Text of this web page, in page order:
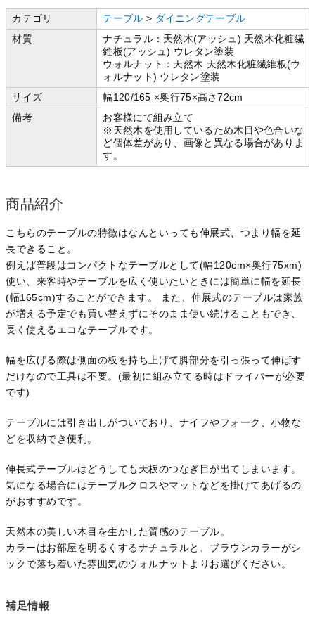
カテゴリ テーブル > ダイニングテーブル
材質
ナチュラル：天然木(アッシュ) 天然木化粧繊
維板(アッシュ) ウレタン塗装
ウォルナット：天然木 天然木化粧繊維板(ウ
ォルナット) ウレタン塗装
サイズ
幅120/165 ×奥行75×高さ72cm
備考
お客様にて組み立て
※天然木を使用しているため木目や色合いな
ど個体差があり、画像と異なる場合がありま
す。
商品紹介
こちらのテーブルの特徴はなんといっても伸展式、つまり幅を延
長できること。
例えば普段はコンパクトなテーブルとして(幅120cm×奥行75xm)
使い、来客時やテーブルを広く使いたいときには簡単に幅を延長
(幅165cm)することができます。 また、伸展式のテーブルは家族
が増える予定でも買い替えずにそのまま使い続けることもでき、
長く使えるエコなテーブルです。
幅を広げる際は側面の板を持ち上げて脚部分を引っ張って伸ばす
だけなので工具は不要。(最初に組み立てる時はドライバーが必要
です)
テーブルには引き出しがついており、ナイフやフォーク、小物な
どを収納でき便利。
伸長式テーブルはどうしても天板のつなぎ目が出てしまいます。
気になる場合にはテーブルクロスやマットなどを掛けてあげるの
がおすすめです。
天然木の美しい木目を生かした質感のテーブル。
カラーはお部屋を明るくするナチュラルと、ブラウンカラーがシ
ックで落ち着いた雰囲気のウォルナットよりお選びください。
補足情報